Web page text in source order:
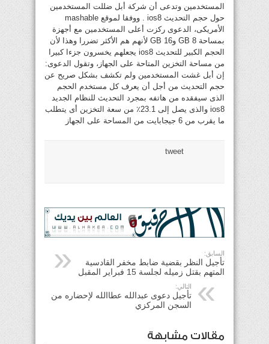
المستخدمين وتدعى أن شركة أبل ضللت المستخدمين
حول حجم التحديث ios8 . ووفقا لموقع mashable
الأمريكى، الدعوى ركزت أعلى المستخدمين مع أجهزة
بمساحة 8 GB و16 GB لأنهم هم الأكثر تضررا وهذا لأن
الحجم الكبير للتحديث ios8 يجعلهم يخسرون جزءا كبيرا
من مساحة التخزين المتاحة على الجهاز، وتقول الدعوى:
إن أبل غشت المستخدمين ولم تكشف بشكل صريح عن
حجم التحديث من أجل أن يعرف كل مستخدم الحجم
الذى سيفقده من هاتفه بمجرد التحديث للنظام الجديد
ios8 والذى يصل إلى 23.1٪ من سعة التخزين أى يتطلب
ما يقرب من 6 جيجابايت من المساحة على الجهاز
tweet
السابق:
تأجيل النظر بقضية ضابط مخفر القادسية
المتهم بقتل زميله لجلسة 15 فبراير المقبل
التالي:
تأجيل دعوى عبدالله عطاالله لإحضاره من
السجن المركزي
مقالات مشابهة